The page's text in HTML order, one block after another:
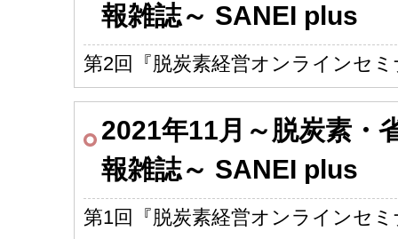
報雑誌～ SANEI plus
第2回『脱炭素経営オンラインセ
2021年11月～脱炭素・
報雑誌～ SANEI plus
第1回『脱炭素経営オンラインセ